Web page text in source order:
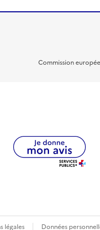
Commission
légales Données